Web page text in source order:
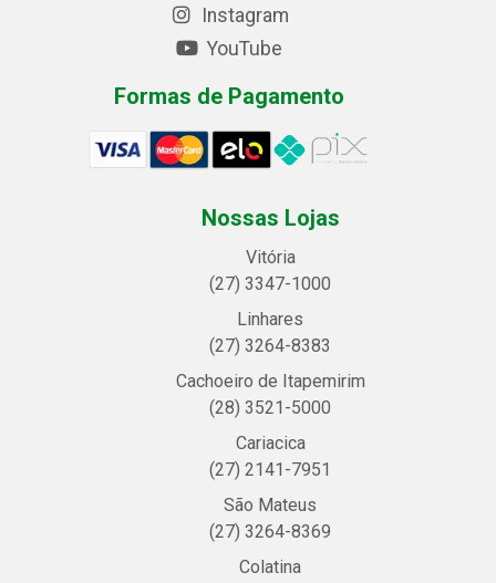
Instagram
YouTube
Formas de Pagamento
Nossas Lojas
Vitória
(27) 3347-1000
Linhares
(27) 3264-8383
Cachoeiro de Itapemirim
(28) 3521-5000
Cariacica
(27) 2141-7951
São Mateus
(27) 3264-8369
Colatina